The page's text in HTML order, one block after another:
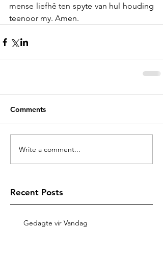
mense liefhê ten spyte van hul houding
teenoor my. Amen.
Comments
Write a comment...
Recent Posts
Gedagte vir Vandag